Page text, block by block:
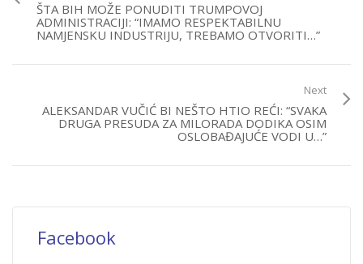
ŠTA BIH MOŽE PONUDITI TRUMPOVOJ
ADMINISTRACIJI: “IMAMO RESPEKTABILNU
NAMJENSKU INDUSTRIJU, TREBAMO OTVORITI…”
Next
ALEKSANDAR VUČIĆ BI NEŠTO HTIO REĆI: “SVAKA
DRUGA PRESUDA ZA MILORADA DODIKA OSIM
OSLOBAĐAJUĆE VODI U…”
Facebook